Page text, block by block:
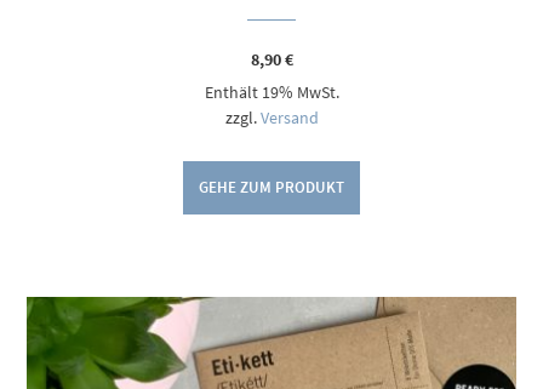
8,90€
Enthält 19% MwSt.
zzgl.Versand
GEHE ZUM PRODUKT